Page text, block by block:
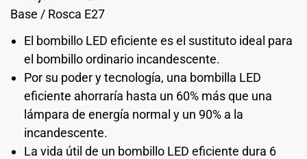
Base / Rosca E27
El bombillo LED eficiente es el sustituto ideal para
el bombillo ordinario incandescente.
Por su poder y tecnología, una bombilla LED
eficiente ahorraría hasta un 60% más que una
lámpara de energía normal y un 90% a la
incandescente.
La vida útil de un bombillo LED eficiente dura 6